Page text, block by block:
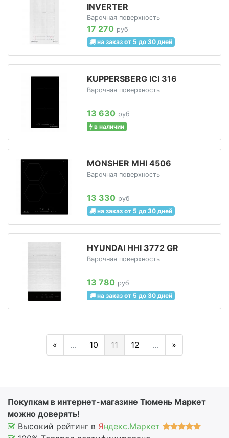
INVERTER
Варочная поверхность
17 270 руб
на заказ от 5 до 30 дней
KUPPERSBERG ICI 316
Варочная поверхность
13 630 руб
в наличии
MONSHER MHI 4506
Варочная поверхность
13 330 руб
на заказ от 5 до 30 дней
HYUNDAI HHI 3772 GR
Варочная поверхность
13 780 руб
на заказ от 5 до 30 дней
« … 10 11 12 … »
Покупкам в интернет-магазине Тюмень Маркет
можно доверять!
Высокий рейтинг в Яндекс.Маркет